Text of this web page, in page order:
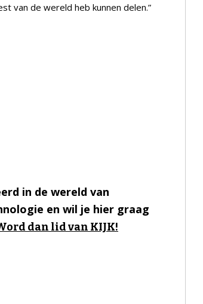
van de wereld heb kunnen delen.”
in de wereld van
en wil je hier graag
dan lid van KIJK!